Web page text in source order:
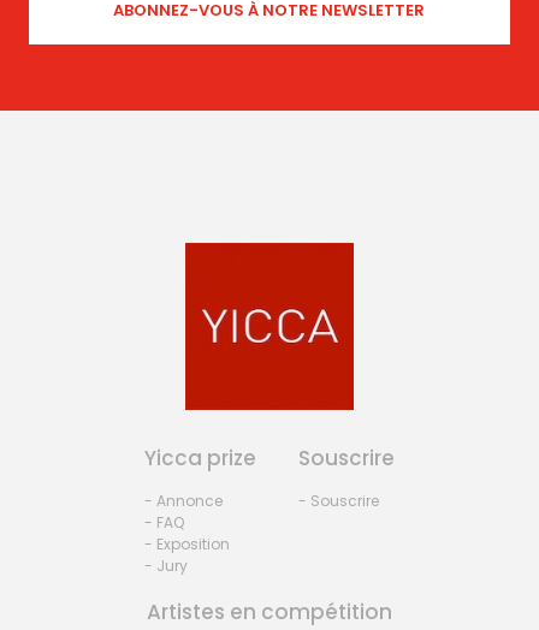
Yicca prize
- Annonce
- FAQ
- Exposition
- Jury
Souscrire
- Souscrire
Artistes en compétition